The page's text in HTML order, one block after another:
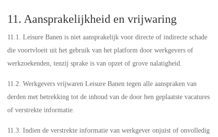
11. Aansprakelijkheid en vrijwaring
11.1. Leisure Banen is niet aansprakelijk voor directe of indirecte schade
die voortvloeit uit het gebruik van het platform door werkgevers of
werkzoekenden, tenzij sprake is van opzet of grove nalatigheid.
11.2. Werkgevers vrijwaren Leisure Banen tegen alle aanspraken van
derden met betrekking tot de inhoud van de door hen geplaatste vacatures
of verstrekte informatie.
11.3. Indien de verstrekte informatie van werkgever onjuist of onvolledig